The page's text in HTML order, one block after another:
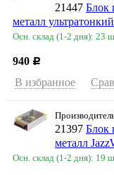
21447 Блок
металл
Осн. склад (1-2 дня): 23
940 Р
В избранное
21397 Блок
металл
Осн. склад (1-2 дня): 19